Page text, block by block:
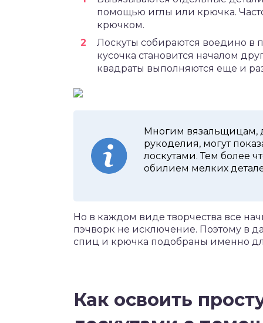
помощью иглы или крючка.
крючком.
Лоскуты собираются воедино в
кусочка становится началом
квадраты выполняются еще и
Многим вязальщицам,
рукоделия, могут
лоскутами. Тем более
обилием мелких
Но в каждом виде творчества все
пэчворк не исключение. Поэтому в
спиц и крючка подобраны именно
Как освоить